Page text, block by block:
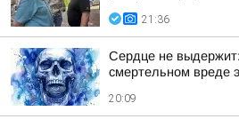
21:36
Сердце не
смертельном вреде
20:09